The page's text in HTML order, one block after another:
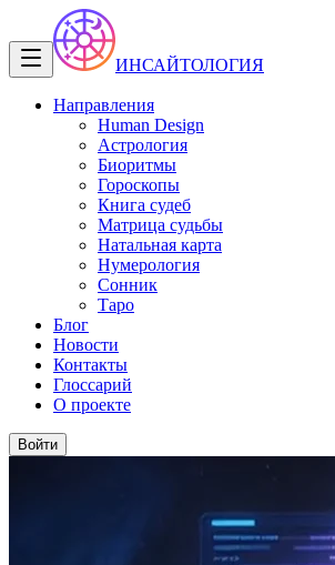
ИНСАЙТОЛОГИЯ
Направления
Human Design
Астрология
Биоритмы
Гороскопы
Книга судеб
Матрица судьбы
Натальная карта
Нумерология
Сонник
Таро
Блог
Новости
Контакты
Глоссарий
О проекте
Войти